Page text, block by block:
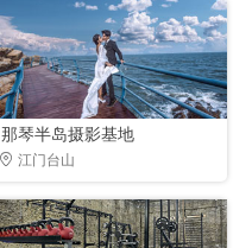
那琴半岛摄影基地
江门台山